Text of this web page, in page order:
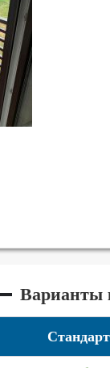
Варианты
Стандарт